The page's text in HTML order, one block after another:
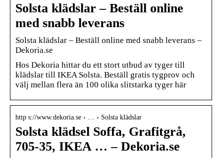
Solsta klädslar – Beställ online
med snabb leverans
Solsta klädslar – Beställ online med snabb leverans –
Dekoria.se
Hos Dekoria hittar du ett stort utbud av tyger till
klädslar till IKEA Solsta. Beställ gratis tygprov och
välj mellan flera än 100 olika slitstarka tyger här
http s://www.dekoria.se › … › Solsta klädslar
Solsta klädsel Soffa, Grafitgrå,
705-35, IKEA … – Dekoria.se